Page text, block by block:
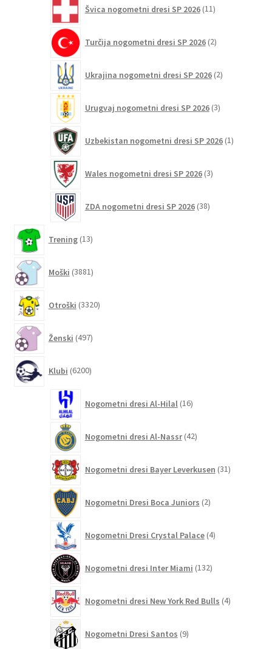
Švica nogometni dresi SP 2026 11izdelkov
Turčija nogometni dresi SP 2026 2izdelka
Ukrajina nogometni dresi SP 2026 2izdelka
Urugvaj nogometni dresi SP 2026 3izdelki
Uzbekistan nogometni dresi SP 2026 1izdelek
Wales nogometni dresi SP 2026 3izdelki
ZDA nogometni dresi SP 2026 38izdelkov
Trening 13izdelkov
Moški 3881izdelkov
Otroški 3320izdelkov
Ženski 497izdelkov
Klubi 6200izdelkov
Nogometni dresi Al-Hilal 16izdelkov
Nogometni dresi Al-Nassr 42izdelkov
Nogometni dresi Bayer Leverkusen 31izdelkov
Nogometni Dresi Boca Juniors 2izdelka
Nogometni Dresi Crystal Palace 4izdelki
Nogometni dresi Inter Miami 132izdelkov
Nogometni dresi New York Red Bulls 4izdelki
Nogometni Dresi Santos 9izdelkov